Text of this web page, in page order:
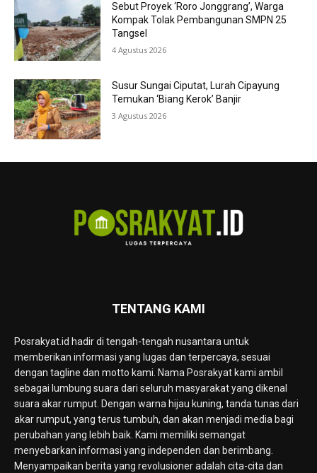
Sebut Proyek ‘Roro Jonggrang’, Warga
Kompak Tolak Pembangunan SMPN 25
Tangsel
4 Agustus 2026
Susur Sungai Ciputat, Lurah Cipayung
Temukan ‘Biang Kerok’ Banjir
3 Agustus 2026
TENTANG KAMI
Posrakyat.id hadir di tengah-tengah nusantara untuk
memberikan informasi yang lugas dan terpercaya, sesuai
dengan tagline dan motto kami. Nama Posrakyat kami ambil
sebagai lumbung suara dari seluruh masyarakat yang dikenal
suara akar rumput. Dengan warna hijau kuning, tanda tunas dari
akar rumput, yang terus tumbuh, dan akan menjadi media bagi
perubahan yang lebih baik. Kami memiliki semangat
menyebarkan informasi yang independen dan berimbang.
Menyampaikan berita yang revolusioner adalah cita-cita dan